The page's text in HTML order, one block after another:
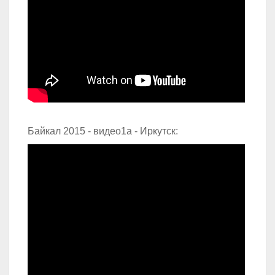
Байкал 2015 - видео1а - Иркутск: